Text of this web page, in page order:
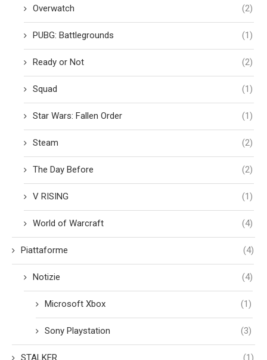
Overwatch (2)
PUBG: Battlegrounds (1)
Ready or Not (2)
Squad (1)
Star Wars: Fallen Order (1)
Steam (2)
The Day Before (2)
V RISING (1)
World of Warcraft (4)
Piattaforme (4)
Notizie (4)
Microsoft Xbox (1)
Sony Playstation (3)
STALKER (1)